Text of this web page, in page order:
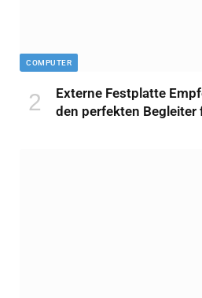
COMPUTER
Externe Festplatte
den perfekten Begleiter